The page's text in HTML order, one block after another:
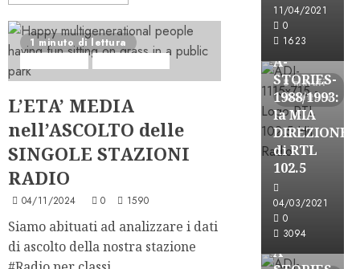
1 minuto di lettura
L’ETA’ MEDIA
nell’ASCOLTO delle
SINGOLE STAZIONI
RADIO
04/11/2024 0 1590
Siamo abituati ad analizzare i dati
di ascolto della nostra stazione
11/04/2021
0
1623
8 minuti
di lettura
Formazione
FREE
A-
STORIES-
1988/1993:
la MIA
DIREZIONE
di RTL
102.5
04/03/2021
0
3094
Formazione
FREE
A-